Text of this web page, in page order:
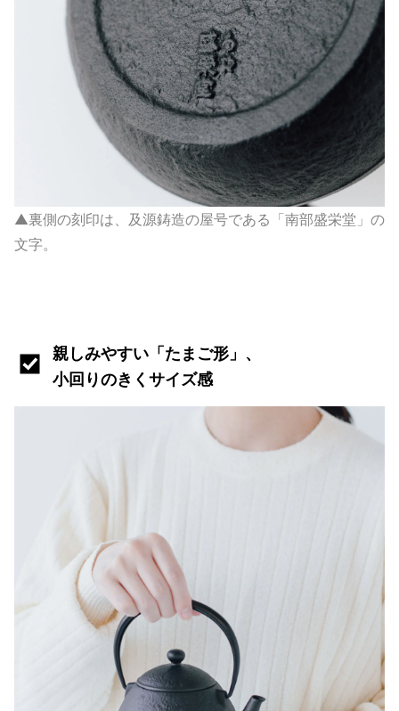
▲裏側の刻印は、及源鋳造の屋号である「南部盛栄堂」の
文字。
親しみやすい「たまご形」、
小回りのきくサイズ感